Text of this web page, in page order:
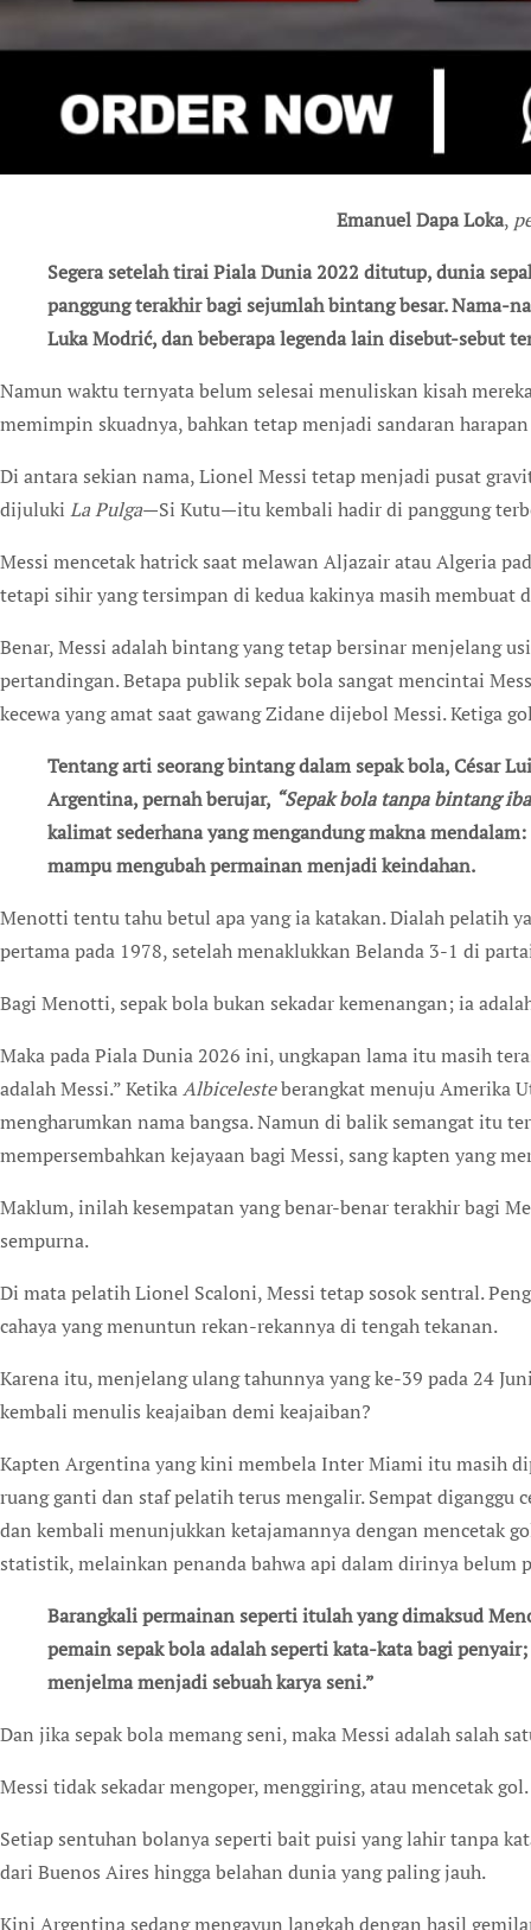
Emanuel Dapa Loka,
Segera setelah tirai Piala Dunia 2022 ditutup, dunia sepak bola ramai oleh satu keyakinan: itulah
panggung terakhir bagi sejumlah bintang besar. Nama-
Luka Modrić, dan beberapa legenda lain disebut-sebut
Namun waktu ternyata belum selesai menuliskan kisah
memimpin skuadnya, bahkan tetap menjadi sandaran
Di antara sekian nama, Lionel Messi tetap menjadi pusat
dijuluki La Pulga—Si Kutu—itu kembali hadir di panggung
Messi mencetak hatrick saat melawan Aljazair atau Algeria
tetapi sihir yang tersimpan di kedua kakinya masih membuat
Benar, Messi adalah bintang yang tetap bersinar menjelang
pertandingan. Betapa publik sepak bola sangat mencintai
kecewa yang amat saat gawang Zidane dijebol Messi. Ketiga
Tentang arti seorang bintang dalam sepak bola, César Luis Menotti, legenda sekaligus filsuf sepak bola
Argentina, pernah berujar, “Sepak bola tanpa bintang
kalimat sederhana yang mengandung makna
mampu mengubah permainan menjadi keindahan.
Menotti tentu tahu betul apa yang ia katakan. Dialah pelatih
pertama pada 1978, setelah menaklukkan Belanda 3-1 di
Bagi Menotti, sepak bola bukan sekadar kemenangan; ia
Maka pada Piala Dunia 2026 ini, ungkapan lama itu masih
adalah Messi.” KetikaAlbicelesteberangkat menuju Amerika
mengharumkan nama bangsa. Namun di balik semangat itu
mempersembahkan kejayaan bagi Messi, sang kapten yang
Maklum, inilah kesempatan yang benar-benar terakhir bagi
sempurna.
Di mata pelatih Lionel Scaloni, Messi tetap sosok sentral.
cahaya yang menuntun rekan-rekannya di tengah tekanan.
Karena itu, menjelang ulang tahunnya yang ke-39 pada 24
kembali menulis keajaiban demi keajaiban?
Kapten Argentina yang kini membela Inter Miami itu masih
ruang ganti dan staf pelatih terus mengalir. Sempat
dan kembali menunjukkan ketajamannya dengan mencetak
statistik, melainkan penanda bahwa api dalam dirinya belum
Barangkali permainan seperti itulah yang dimaksud Menotti ketika ia mengucapkan kalimat ”Bola bagi
pemain sepak bola adalah seperti kata-kata bagi
menjelma menjadi sebuah karya seni.”
Dan jika sepak bola memang seni, maka Messi adalah salah
Messi tidak sekadar mengoper, menggiring, atau mencetak
Setiap sentuhan bolanya seperti bait puisi yang lahir tanpa
dari Buenos Aires hingga belahan dunia yang paling jauh.
Kini Argentina sedang mengayun langkah dengan hasil